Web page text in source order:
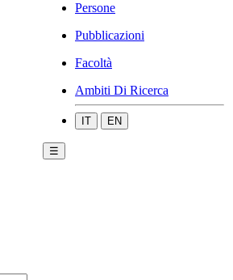
Persone
Pubblicazioni
Facoltà
Ambiti Di Ricerca
IT EN
☰